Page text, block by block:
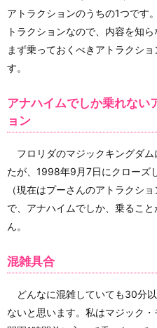
アトラクションのうちの1つです
トラクションなので、内容を知ら
まず乗っておくべきアトラクショ
す。
アナハイムでしか乗れない
ョン
フロリダのマジックキングダム
たが、1998年9月7日にクローズ
（現在はプーさんのアトラクシ
で、アナハイムでしか、乗るこ
ん。
混雑具合
どんなに混雑していても30分
ないと思います。私はマジック